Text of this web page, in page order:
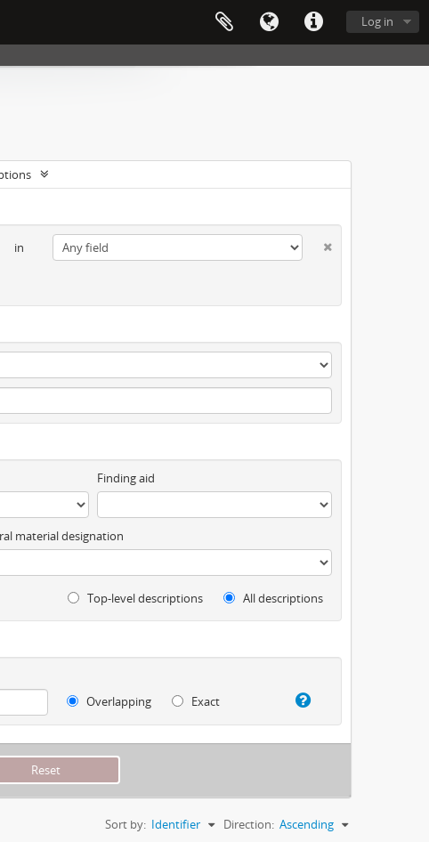
Log in
in
Finding aid
material designation
Top-level descriptions All descriptions
Overlapping
Exact
Sort by: Identifier Direction: Ascending